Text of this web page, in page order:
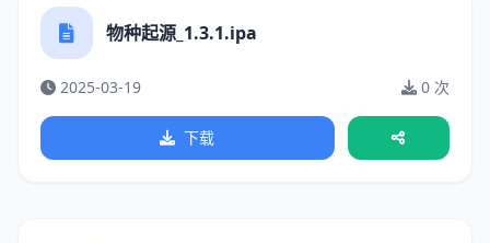
物种起源_1.3.1.ipa
2025-03-19 0 次
下载